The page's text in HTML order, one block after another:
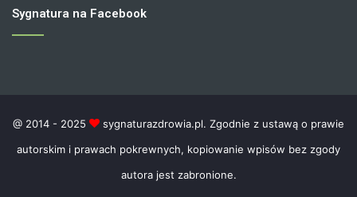
Sygnatura na Facebook
@ 2014 - 2025
sygnaturazdrowia.pl. Zgodnie z ustawą o prawie
autorskim i prawach pokrewnych, kopiowanie wpisów bez zgody
autora jest zabronione.